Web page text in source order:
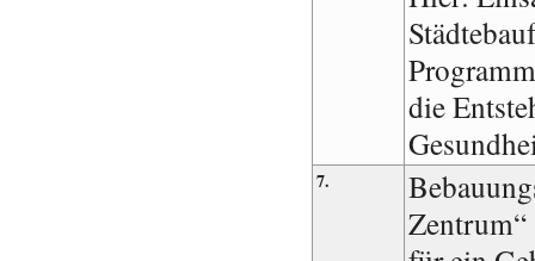
die
7.
Zentrum“